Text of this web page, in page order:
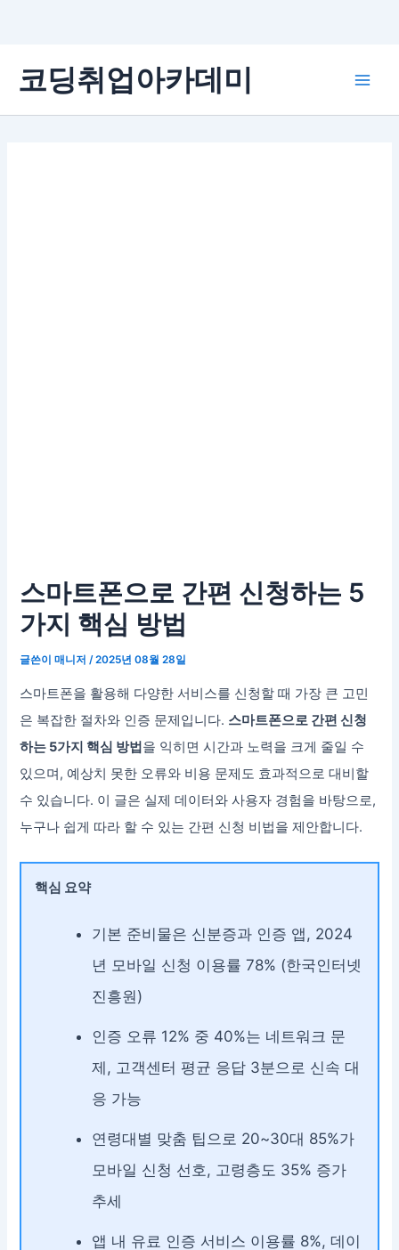
로
코딩취업아카데미
스마트폰으로 간편 신청하는 5
가지 핵심 방법
글쓴이매니저 /2025년 08월 28일
스마트폰을 활용해 다양한 서비스를 신청할 때 가장 큰 고민
은 복잡한 절차와 인증 문제입니다. 스마트폰으로 간편 신청
하는 5가지 핵심 방법 을 익히면 시간과 노력을 크게 줄일 수
있으며, 예상치 못한 오류와 비용 문제도 효과적으로 대비할
수 있습니다. 이 글은 실제 데이터와 사용자 경험을 바탕으로,
누구나 쉽게 따라 할 수 있는 간편 신청 비법을 제안합니다.
핵심 요약
기본 준비물은 신분증과 인증 앱, 2024
년 모바일 신청 이용률 78% (한국인터넷
진흥원)
인증 오류 12% 중 40%는 네트워크 문
제, 고객센터 평균 응답 3분으로 신속 대
응 가능
연령대별 맞춤 팁으로 20~30대 85%가
모바일 신청 선호, 고령층도 35% 증가
추세
앱 내 유료 인증 서비스 이용률 8%, 데이